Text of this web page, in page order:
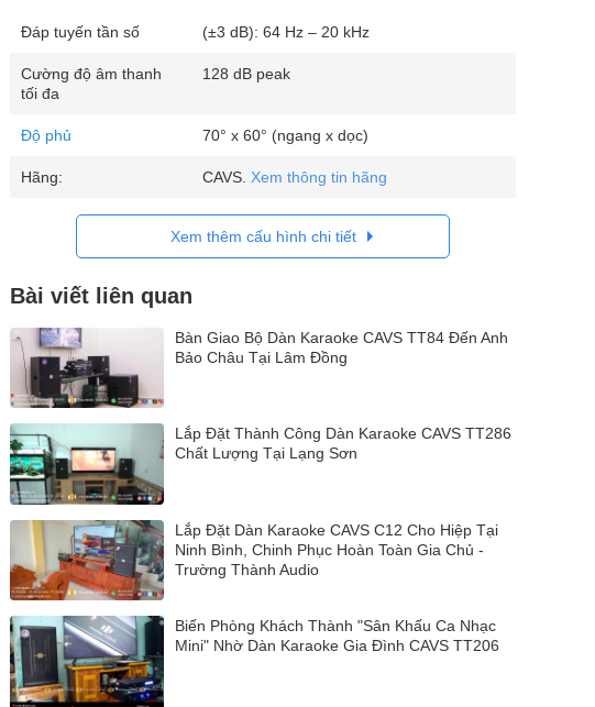
Đáp tuyến tần số (±3 dB): 64 Hz – 20 kHz
Cường độ âm thanh
tối đa
128 dB peak
Độ phủ 70° x 60° (ngang x dọc)
Hãng: CAVS. Xem thông tin hãng
Xem thêm cấu hình chi tiết
Bài viết liên quan
Bàn Giao Bộ Dàn Karaoke CAVS TT84 Đến Anh
Bảo Châu Tại Lâm Đồng
Lắp Đặt Thành Công Dàn Karaoke CAVS TT286
Chất Lượng Tại Lạng Sơn
Lắp Đặt Dàn Karaoke CAVS C12 Cho Hiệp Tại
Ninh Bình, Chinh Phục Hoàn Toàn Gia Chủ -
Trường Thành Audio
Biến Phòng Khách Thành "Sân Khấu Ca Nhạc
Mini" Nhờ Dàn Karaoke Gia Đình CAVS TT206